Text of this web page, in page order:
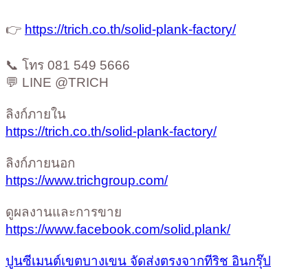
👉 https://trich.co.th/solid-plank-factory/
📞 โทร 081 549 5666
💬 LINE @TRICH
ลิงก์ภายใน
https://trich.co.th/solid-plank-factory/
ลิงก์ภายนอก
https://www.trichgroup.com/
ดูผลงานและการขาย
https://www.facebook.com/solid.plank/
ปูนซีเมนต์เขตบางเขน จัดส่งตรงจากทีริช อินกรุ๊ป